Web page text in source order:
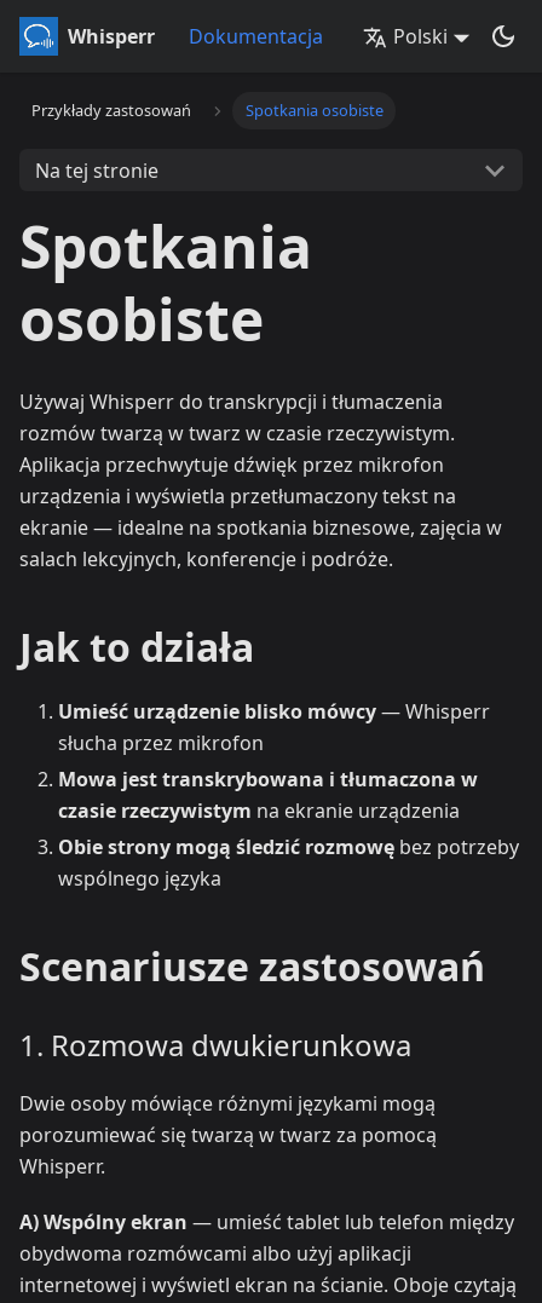
Whisperr Dokumentacja Polski
Przykłady zastosowań Spotkania osobiste
Na tej stronie
Spotkania
osobiste
Używaj Whisperr do transkrypcji i tłumaczenia
rozmów twarzą w twarz w czasie rzeczywistym.
Aplikacja przechwytuje dźwięk przez mikrofon
urządzenia i wyświetla przetłumaczony tekst na
ekranie — idealne na spotkania biznesowe, zajęcia w
salach lekcyjnych, konferencje i podróże.
Jak to działa
Umieść urządzenie blisko mówcy— Whisperr
słucha przez mikrofon
Mowa jest transkrybowana i tłumaczona w
czasie rzeczywistym na ekranie urządzenia
Obie strony mogą śledzić rozmowę bez potrzeby
wspólnego języka
Scenariusze zastosowań
1. Rozmowa dwukierunkowa
Dwie osoby mówiące różnymi językami mogą
porozumiewać się twarzą w twarz za pomocą
Whisperr.
A) Wspólny ekran — umieść tablet lub telefon między
obydwoma rozmówcami albo użyj aplikacji
internetowej i wyświetl ekran na ścianie. Oboje czytają